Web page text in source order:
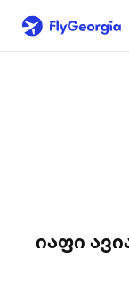
იაფი